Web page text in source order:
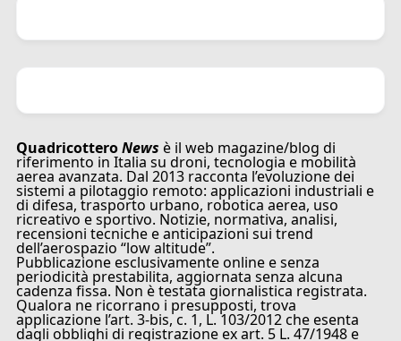
QuadricotteroNews è il web magazine/blog di
riferimento in Italia su droni, tecnologia e mobilità
aerea avanzata. Dal 2013 racconta l’evoluzione dei
sistemi a pilotaggio remoto: applicazioni industriali e
di difesa, trasporto urbano, robotica aerea, uso
ricreativo e sportivo. Notizie, normativa, analisi,
recensioni tecniche e anticipazioni sui trend
dell’aerospazio “low altitude”.
Pubblicazione esclusivamente online e senza
periodicità prestabilita, aggiornata senza alcuna
cadenza fissa. Non è testata giornalistica registrata.
Qualora ne ricorrano i presupposti, trova
applicazione l’art. 3-bis, c. 1, L. 103/2012 che esenta
dagli obblighi di registrazione ex art. 5 L. 47/1948 e